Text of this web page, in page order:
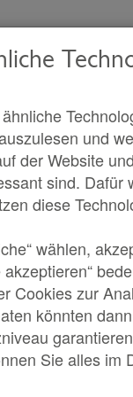
und
der Website
sind.
diese
wählen,
Cookies zur
könnten
Sie alles